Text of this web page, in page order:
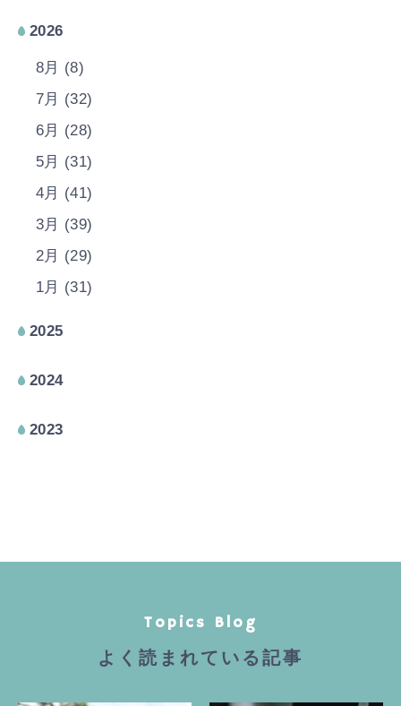
2026
8月 (8)
7月 (32)
6月 (28)
5月 (31)
4月 (41)
3月 (39)
2月 (29)
1月 (31)
2025
2024
2023
Topics Blog
よく読まれている記事